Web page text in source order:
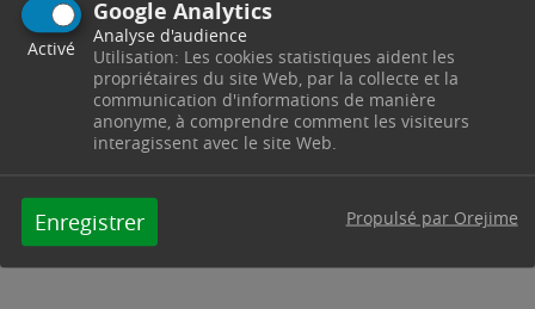
Google Analytics
Activé
Analyse d'audience
Utilisation: Les cookies statistiques aident les
propriétaires du site Web, par la collecte et la
communication d'informations de manière
anonyme, à comprendre comment les visiteurs
interagissent avec le site Web.
Enregistrer Propulsé par Orejime
aussi à lui fournir des soins attentifs, peuvent
être indiqués.
Si la cession concerne un chien de garde et de
défense, intitulé aussi chien de deuxième
catégorie (défini par l’article L211-12 du code
alors être obligatoirement mentionnée sur le
document de cession.